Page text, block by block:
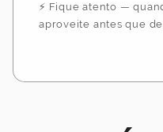
⚡ Fique atento —
aproveite antes que